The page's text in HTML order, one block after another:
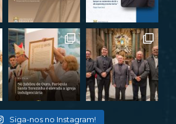
Siga-nos no Instagram!